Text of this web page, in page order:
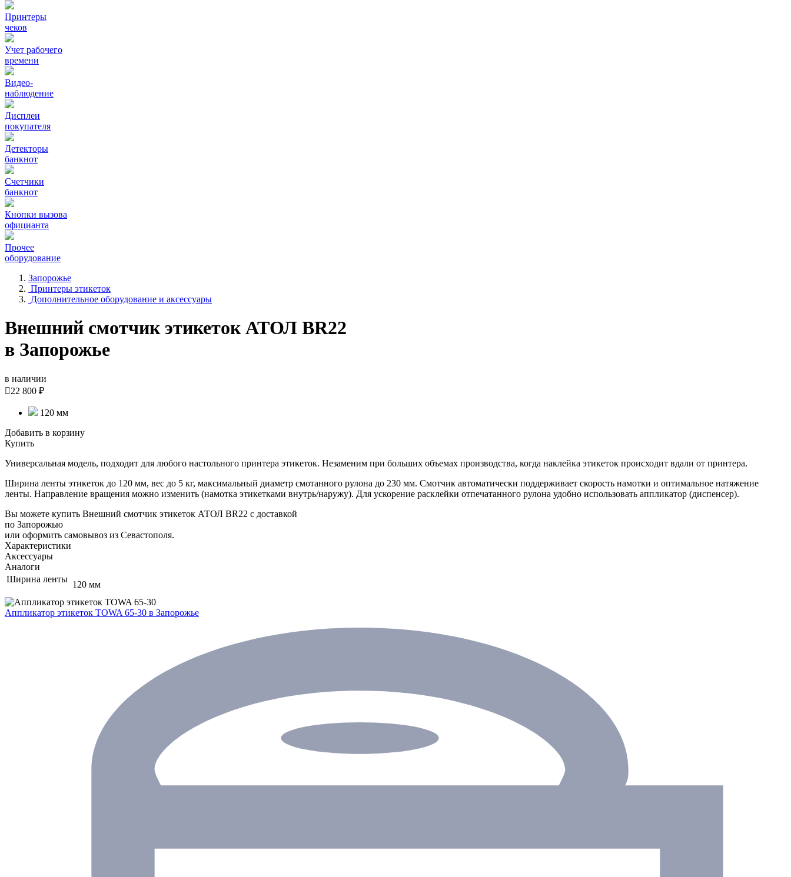
Принтеры
чеков
Учет рабочего
времени
Видео‑
наблюдение
Дисплеи
покупателя
Детекторы
банкнот
Счетчики
банкнот
Кнопки вызова
официанта
Прочее
оборудование
Запорожье
Принтеры этикеток
Дополнительное оборудование и аксессуары
Внешний смотчик этикеток АТОЛ BR22
в Запорожье
в наличии
22 800 ₽
120 мм
Добавить в корзину
Купить
Универсальная модель, подходит для любого настольного принтера этикеток. Незаменим при больших объемах производства, когда наклейка этикеток происходит вдали от принтера.
Ширина ленты этикеток до 120 мм, вес до 5 кг, максимальный диаметр смотанного рулона до 230 мм. Смотчик автоматически поддерживает скорость намотки и оптимальное натяжение
ленты. Направление вращения можно изменить (намотка этикетками внутрь/наружу). Для ускорение расклейки отпечатанного рулона удобно использовать аппликатор (диспенсер).
Вы можете купить Внешний смотчик этикеток АТОЛ BR22 с доставкой
по Запорожью
или оформить самовывоз из Севастополя.
Характеристики
Аксессуары
Аналоги
Ширина ленты
120 мм
Аппликатор этикеток TOWA 65-30 в Запорожье